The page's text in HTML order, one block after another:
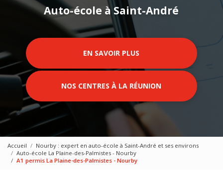
Auto-école à Saint-André
EN SAVOIR PLUS
NOS CENTRES À LA RÉUNION
Accueil
Nourby : expert en auto-école à Saint-André et ses environs
Auto-école La Plaine-des-Palmistes - Nourby
A1 permis La Plaine-des-Palmistes - Nourby